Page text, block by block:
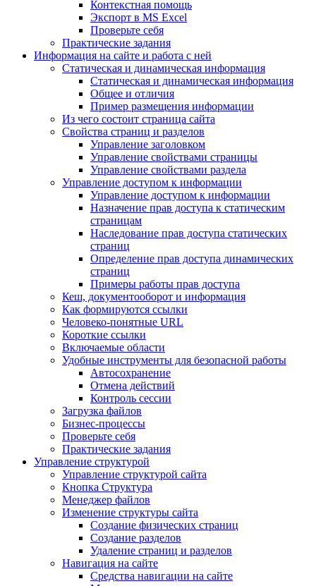
Контекстная помощь
Экспорт в MS Excel
Проверьте себя
Практические задания
Информация на сайте и работа с ней
Статическая и динамическая информация
Статическая и динамическая информация
Общее и отличия
Пример размещения информации
Из чего состоит страница сайта
Свойства страниц и разделов
Управление заголовком
Управление свойствами страницы
Управление свойствами раздела
Управление доступом к информации
Управление доступом к информации
Назначение прав доступа к статическим
страницам
Наследование прав доступа статических
страниц
Определение прав доступа динамических
страниц
Примеры работы прав доступа
Кеш, документооборот и информация
Как формируются ссылки
Человеко-понятные URL
Короткие ссылки
Включаемые области
Удобные инструменты для безопасной работы
Автосохранение
Отмена действий
Контроль сессии
Загрузка файлов
Бизнес-процессы
Проверьте себя
Практические задания
Управление структурой
Управление структурой сайта
Кнопка Структура
Менеджер файлов
Изменение структуры сайта
Создание физических страниц
Создание разделов
Удаление страниц и разделов
Навигация на сайте
Средства навигации на сайте